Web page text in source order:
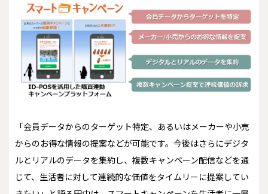
「会員データからのターゲット特定、あるいはメーカーや小売
からのお得な情報の提案などが可能です。今後はさらにデジタ
ルとリアルのデータを集約し、複数キャンペーン配信などを通
じて、生活者に対して連続的な価値をタイムリーに提案してい